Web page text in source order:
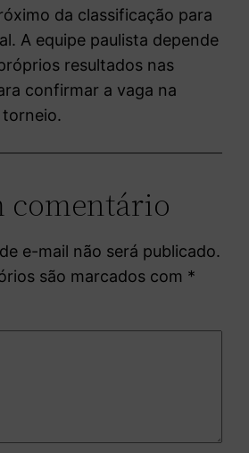
da classificação para
A equipe paulista depende
resultados nas
confirmar a vaga na
comentário
e-mail não será publicado.
são marcados com *